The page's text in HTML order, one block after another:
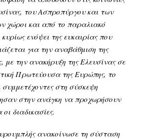
του Ασπροπύργου και των
χώροι και από το παραλιακό
ενόψει της ευκαιρίας που
για την αναβάθμιση της
με την ανακήρυξη της Ελευσίνας σε
Πρωτεύουσα της Ευρώπης, το
συμμετέχοντες στη σύσκεψη
στην ανάγκη να προχωρήσουν
διαδικασίες.
ανακοίνωσε τη σύσταση